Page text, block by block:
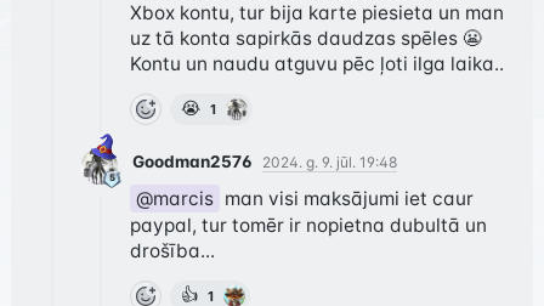
Xbox kontu, tur bija karte piesieta un man
uz tā konta sapirkās daudzas spēles 😬
Kontu un naudu atguvu pēc ļoti ilga laika..
😭 1
Goodman2576 2024. g. 9. jūl. 19:48
@marcis man visi maksājumi iet caur
paypal, tur tomēr ir nopietna dubultā un
drošība...
👍 1